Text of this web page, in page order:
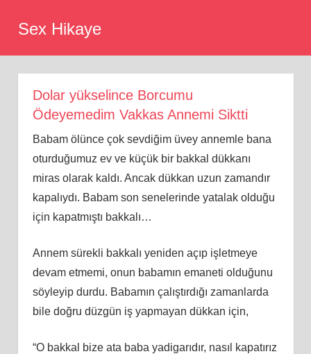
Sex Hikaye
Dolar yükselince Borcumu
Ödeyemedim Vakkas Annemi Siktti
Babam ölünce çok sevdiğim üvey annemle bana
oturduğumuz ev ve küçük bir bakkal dükkanı
miras olarak kaldı. Ancak dükkan uzun zamandır
kapalıydı. Babam son senelerinde yatalak olduğu
için kapatmıştı bakkalı…
Annem sürekli bakkalı yeniden açıp işletmeye
devam etmemi, onun babamın emaneti olduğunu
söyleyip durdu. Babamın çalıştırdığı zamanlarda
bile doğru düzgün iş yapmayan dükkan için,
“O bakkal bize ata baba yadigarıdır, nasıl kapatırız